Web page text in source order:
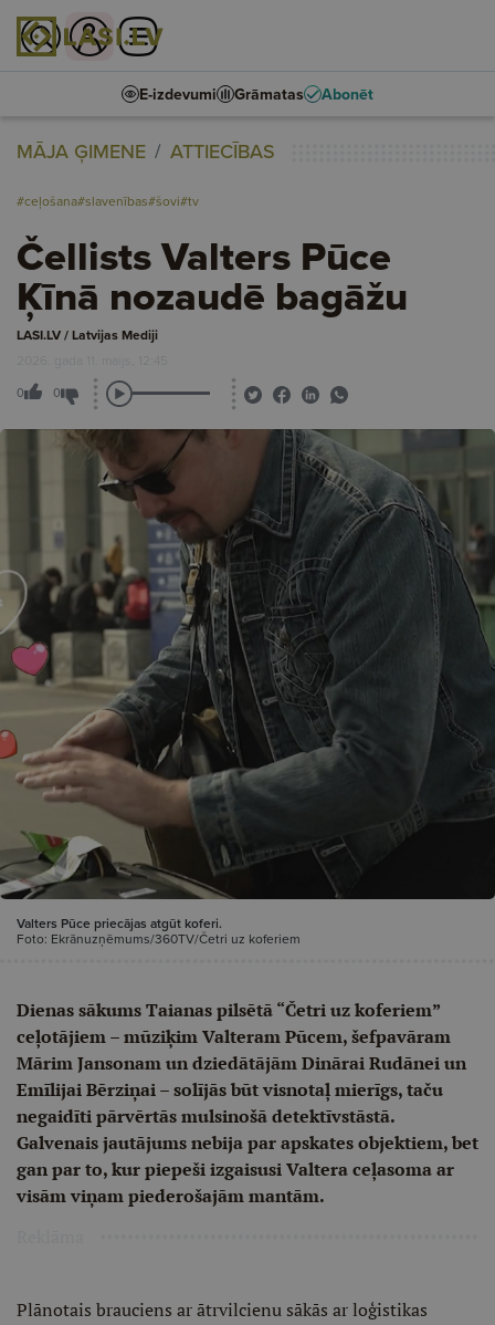
E-izdevumi Grāmatas Abonēt
MĀJA ĢIMENE ATTIECĪBAS
#ceļošana#slavenības#šovi#tv
Čellists Valters Pūce
Ķīnā nozaudē bagāžu
LASI.LV / Latvijas Mediji
2026. gada 11. maijs, 12:45
0 0
Valters Pūce priecājas atgūt koferi.
Foto: Ekrānuzņēmums/360TV/Četri uz koferiem
Dienas sākums Taianas pilsētā “Četri uz koferiem”
ceļotājiem – mūziķim Valteram Pūcem, šefpavāram
Mārim Jansonam un dziedātājām Dinārai Rudānei un
Emīlijai Bērziņai – solījās būt visnotaļ mierīgs, taču
negaidīti pārvērtās mulsinošā detektīvstāstā.
Galvenais jautājums nebija par apskates objektiem, bet
gan par to, kur piepeši izgaisusi Valtera ceļasoma ar
visām viņam piederošajām mantām.
Plānotais brauciens ar ātrvilcienu sākās ar loģistikas